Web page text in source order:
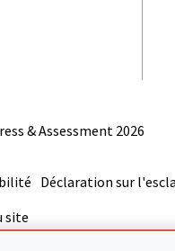
& Assessment 2026
Déclaration sur
site